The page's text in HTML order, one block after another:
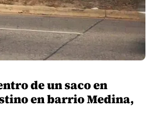
de un saco en
en barrio Medina,